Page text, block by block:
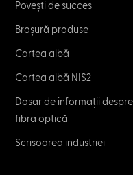
Povești de succes
Broșură produse
Cartea albă
Cartea albă NIS2
Dosar de informații despre
fibra optică
Scrisoarea industriei